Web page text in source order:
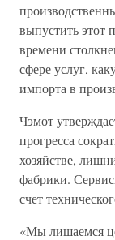
выпустить этот
времени
сфере услуг,
импорта в
Чэмот
прогресса
хозяйстве,
фабрики.
счет
«Мы лишаемся